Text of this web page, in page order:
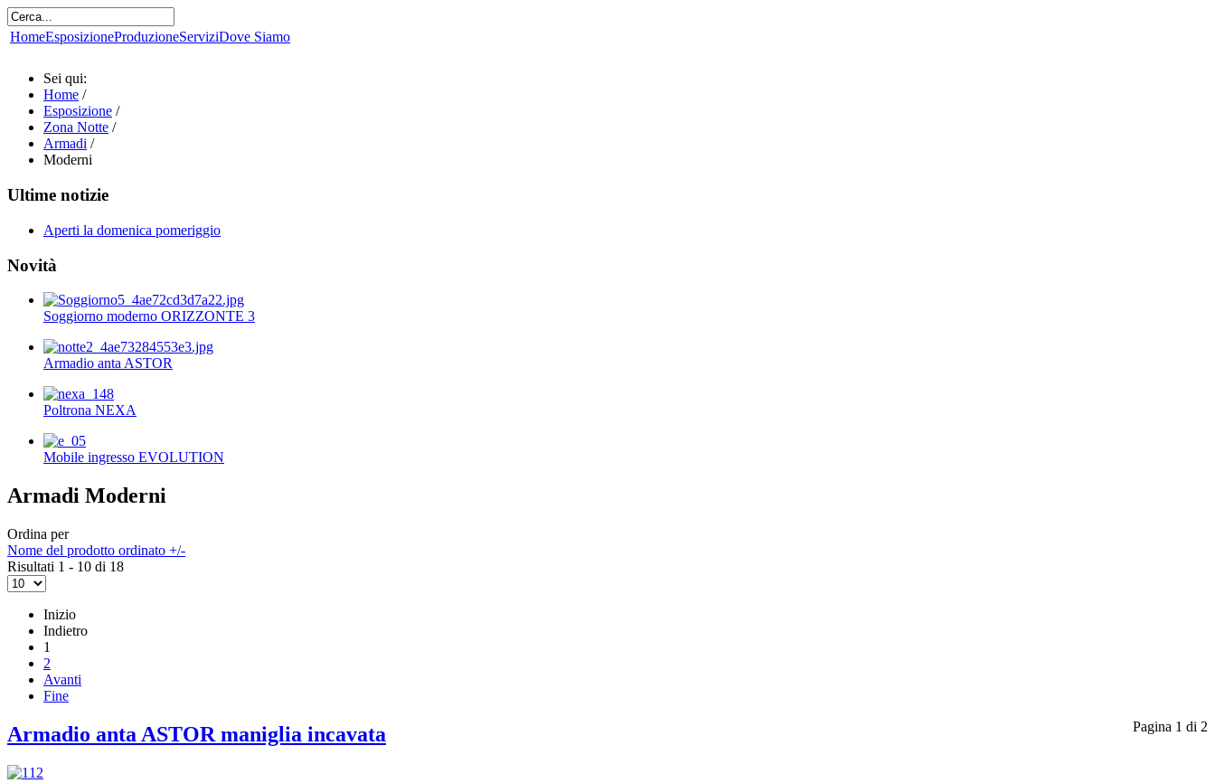
HomeEsposizioneProduzioneServiziDove Siamo
Sei qui:
Home /
Esposizione /
Zona Notte /
Armadi /
Moderni
Ultime notizie
Aperti la domenica pomeriggio
Novità
Soggiorno moderno ORIZZONTE 3
Armadio anta ASTOR
Poltrona NEXA
Mobile ingresso EVOLUTION
Armadi Moderni
Ordina per
Nome del prodotto ordinato +/-
Risultati 1 - 10 di 18
Inizio
Indietro
1
2
Avanti
Fine
Pagina 1 di 2
Armadio anta ASTOR maniglia incavata